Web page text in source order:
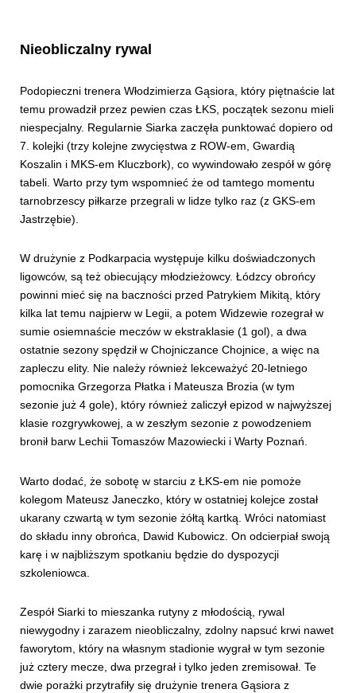
Nieobliczalny rywal
Podopieczni trenera Włodzimierza Gąsiora, który piętnaście lat
temu prowadził przez pewien czas ŁKS, początek sezonu mieli
niespecjalny. Regularnie Siarka zaczęła punktować dopiero od
7. kolejki (trzy kolejne zwycięstwa z ROW-em, Gwardią
Koszalin i MKS-em Kluczbork), co wywindowało zespół w górę
tabeli. Warto przy tym wspomnieć że od tamtego momentu
tarnobrzescy piłkarze przegrali w lidze tylko raz (z GKS-em
Jastrzębie).
W drużynie z Podkarpacia występuje kilku doświadczonych
ligowców, są też obiecujący młodzieżowcy. Łódzcy obrońcy
powinni mieć się na baczności przed Patrykiem Mikitą, który
kilka lat temu najpierw w Legii, a potem Widzewie rozegrał w
sumie osiemnaście meczów w ekstraklasie (1 gol), a dwa
ostatnie sezony spędził w Chojniczance Chojnice, a więc na
zapleczu elity. Nie należy również lekceważyć 20-letniego
pomocnika Grzegorza Płatka i Mateusza Brozia (w tym
sezonie już 4 gole), który również zaliczył epizod w najwyższej
klasie rozgrywkowej, a w zeszłym sezonie z powodzeniem
bronił barw Lechii Tomaszów Mazowiecki i Warty Poznań.
Warto dodać, że sobotę w starciu z ŁKS-em nie pomoże
kolegom Mateusz Janeczko, który w ostatniej kolejce został
ukarany czwartą w tym sezonie żółtą kartką. Wróci natomiast
do składu inny obrońca, Dawid Kubowicz. On odcierpiał swoją
karę i w najbliższym spotkaniu będzie do dyspozycji
szkoleniowca.
Zespół Siarki to mieszanka rutyny z młodością, rywal
niewygodny i zarazem nieobliczalny, zdolny napsuć krwi nawet
faworytom, który na własnym stadionie wygrał w tym sezonie
już cztery mecze, dwa przegrał i tylko jeden zremisował. Te
dwie porażki przytrafiły się drużynie trenera Gąsiora z